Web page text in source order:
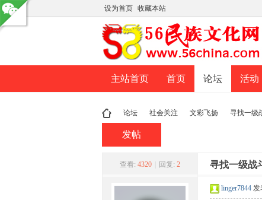
设为首页 收藏本站
主站首页 首页 论坛 活动
论坛
›
社会关注
›
文彩飞扬
›
寻找一级
发帖
查看: 4320 回复: 2 寻找一级战
linger7844 发